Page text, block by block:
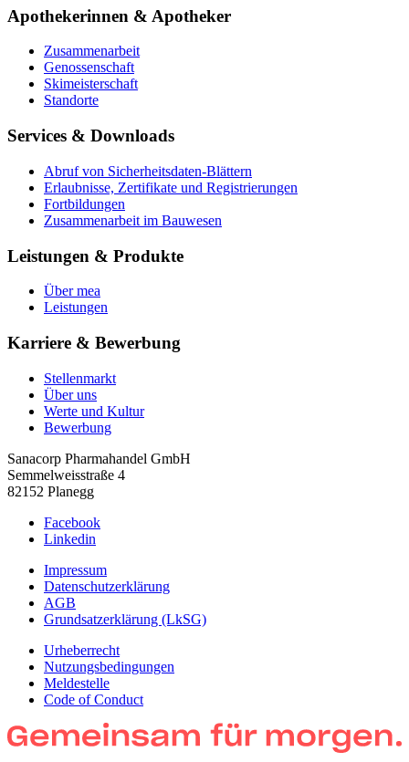
Apothekerinnen & Apotheker
Zusammenarbeit
Genossenschaft
Skimeisterschaft
Standorte
Services & Downloads
Abruf von Sicherheitsdaten-Blättern
Erlaubnisse, Zertifikate und Registrierungen
Fortbildungen
Zusammenarbeit im Bauwesen
Leistungen & Produkte
Über mea
Leistungen
Karriere & Bewerbung
Stellenmarkt
Über uns
Werte und Kultur
Bewerbung
Sanacorp Pharmahandel GmbH
Semmelweisstraße 4
82152 Planegg
Facebook
Linkedin
Impressum
Datenschutzerklärung
AGB
Grundsatzerklärung (LkSG)
Urheberrecht
Nutzungsbedingungen
Meldestelle
Code of Conduct